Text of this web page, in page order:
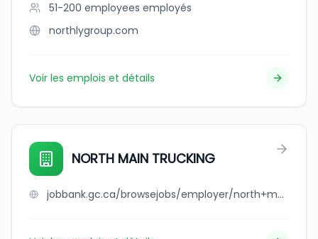
51-200 employees employés
northlygroup.com
Voir les emplois et détails
NORTH MAIN TRUCKING
jobbank.gc.ca/browsejobs/employer/north+main+trucking/ca